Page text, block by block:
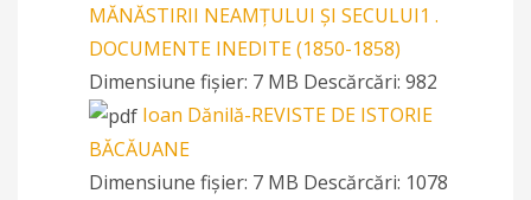
MĂNĂSTIRII NEAMȚULUI ȘI SECULUI1 .
DOCUMENTE INEDITE (1850-1858)
Dimensiune fișier: 7 MB Descărcări: 982
Ioan Dănilă-REVISTE DE ISTORIE
BĂCĂUANE
Dimensiune fișier: 7 MB Descărcări: 1078